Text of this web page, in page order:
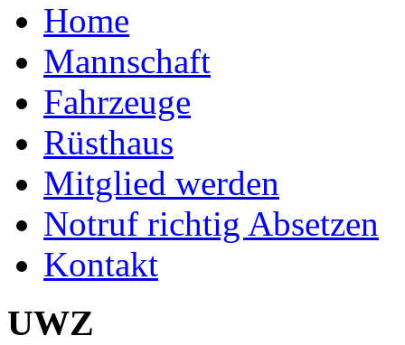
Home
Mannschaft
Fahrzeuge
Rüsthaus
Mitglied werden
Notruf richtig Absetzen
Kontakt
UWZ